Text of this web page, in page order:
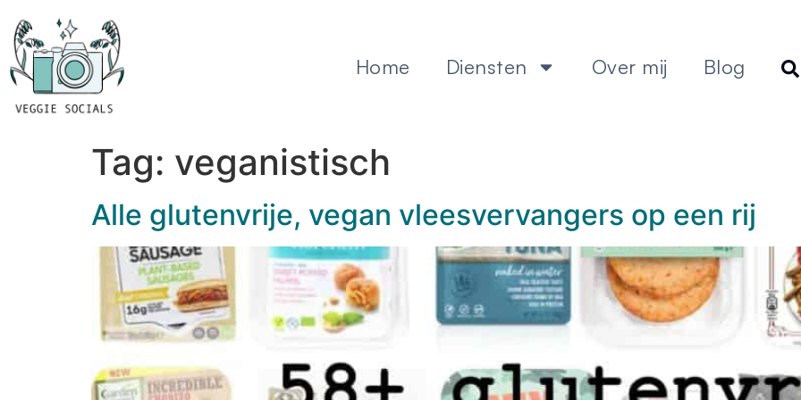
Home Diensten Over mij Blog
Tag: veganistisch
Alle glutenvrije, vegan vleesvervangers op een rij